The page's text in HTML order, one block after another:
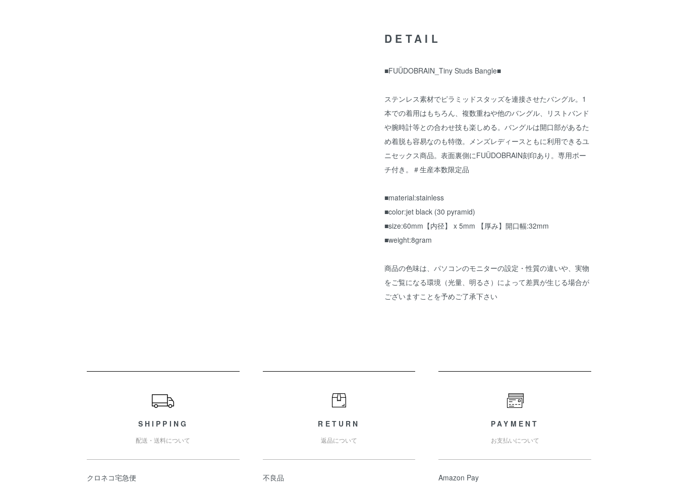
DETAIL
■FUÜDOBRAIN_Tiny Studs Bangle■
ステンレス素材でピラミッドスタッズを連接させたバングル。1
本での着用はもちろん、複数重ねや他のバングル、リストバンド
や腕時計等との合わせ技も楽しめる。バングルは開口部があるた
め着脱も容易なのも特徴。メンズレディースともに利用できるユ
ニセックス商品。表面裏側にFUÜDOBRAIN刻印あり。専用ポー
チ付き。＃生産本数限定品
■material:stainless
■color:jet black (30 pyramid)
■size:60mm【内径】 x 5mm 【厚み】開口幅:32mm
■weight:8gram
商品の色味は、パソコンのモニターの設定・性質の違いや、実物
をご覧になる環境（光量、明るさ）によって差異が生じる場合が
ございますことを予めご了承下さい
SHIPPING
配送・送料について
クロネコ宅急便
RETURN
返品について
不良品
PAYMENT
お支払いについて
Amazon Pay